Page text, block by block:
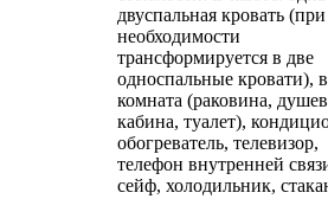
двуспальная кровать (при
необходимости
трансформируется в две
односпальные кровати),
комната (раковина,
кабина, туалет),
обогреватель, телевизор,
телефон внутренней
сейф, холодильник,